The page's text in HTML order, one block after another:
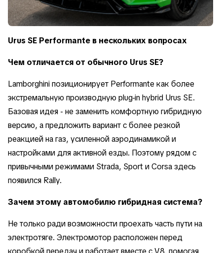
Urus SE Performante в нескольких вопросах
Чем отличается от обычного Urus SE?
Lamborghini позиционирует Performante как более
экстремальную производную plug-in hybrid Urus SE.
Базовая идея - не заменить комфортную гибридную
версию, а предложить вариант с более резкой
реакцией на газ, усиленной аэродинамикой и
настройками для активной езды. Поэтому рядом с
привычными режимами Strada, Sport и Corsa здесь
появился Rally.
Зачем этому автомобилю гибридная система?
Не только ради возможности проехать часть пути на
электротяге. Электромотор расположен перед